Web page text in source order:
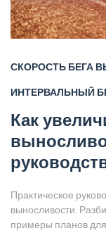
СКОРОСТЬ БЕГА
ИНТЕРВАЛЬНЫЙ
Как
Практическое
выносливости.
примеры планов